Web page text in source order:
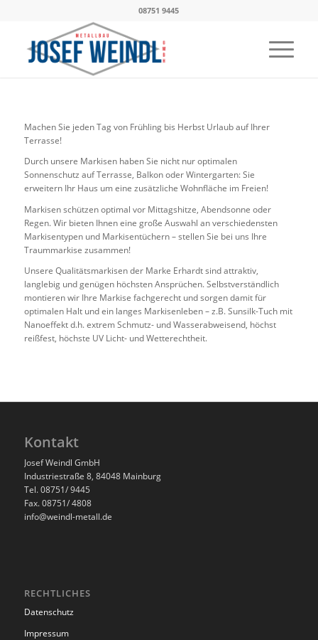
08751 9445
Machen Sie jeden Tag von Frühling bis Herbst Urlaub auf Ihrer
Terrasse!
Durch unsere Markisen haben Sie nicht nur optimalen
Sonnenschutz auf Terrasse, Balkon oder Wintergarten: Sie
erweitern Ihr Haus um eine zusätzliche Wohnfläche im Freien!
Markisen schützen optimal vor Mittagshitze, Abendsonne oder
Regen. Wir bieten Ihnen eine große Auswahl an verschiedensten
Markisentypen und Markisentüchern – stellen Sie bei uns Ihre
Traummarkise zusammen!
Unsere Qualitätsmarkisen der Marke Erhardt sind attraktiv,
langlebig und genügen höchsten Ansprüchen. Selbstverständlich
montieren wir Ihre Markise fachgerecht und sorgen damit für
optimalen Halt und ein langes Markisenleben – z.B. Sunsilk-Tuch mit
Nanoeffekt d.h. extrem Schmutz- und Wasserabweisend, höchst
reißfest, höchste UV Licht- und Wetterechtheit.
Kontakt
Josef Weindl GmbH
Industriestraße 8, 84048 Mainburg
Tel. 08751/ 9445
Fax. 08751/ 4808
info@weindl-metall.de
RECHTLICHES
Datenschutz
Impressum